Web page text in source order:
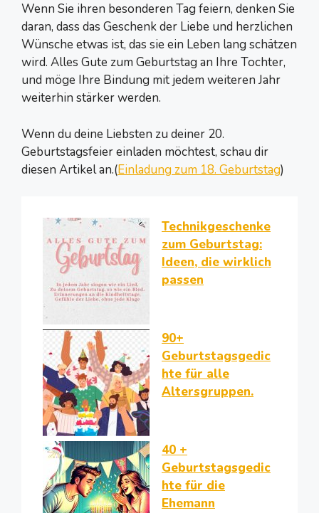
Wenn Sie ihren besonderen Tag feiern, denken Sie
daran, dass das Geschenk der Liebe und herzlichen
Wünsche etwas ist, das sie ein Leben lang schätzen
wird. Alles Gute zum Geburtstag an Ihre Tochter,
und möge Ihre Bindung mit jedem weiteren Jahr
weiterhin stärker werden.
Wenn du deine Liebsten zu deiner 20.
Geburtstagsfeier einladen möchtest, schau dir
diesen Artikel an.(Einladung zum 18. Geburtstag)
Technikgeschenke
zum Geburtstag:
Ideen, die wirklich
passen
90+
Geburtstagsgedic
hte für alle
Altersgruppen.
40 +
Geburtstagsgedic
hte für die
Ehemann